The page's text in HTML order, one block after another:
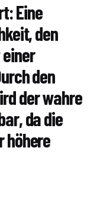
Eine
den
den
der wahre
da die
höhere